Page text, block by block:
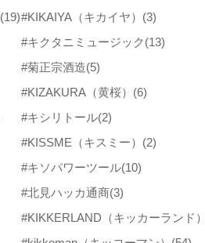
(19)#KIKAIYA（キカイヤ） (3)
#キクタニミュージック(13)
#菊正宗酒造(5)
#KIZAKURA（黄桜） (6)
#キシリトール(2)
#KISSME（キスミー） (2)
#キソパワーツール(10)
#北見ハッカ通商(3)
#KIKKERLAND（キッカーランド